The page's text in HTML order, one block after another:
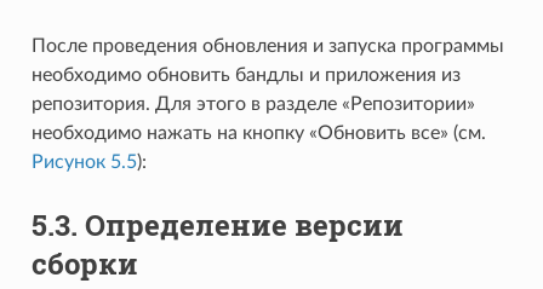
После проведения обновления и запуска программы
необходимо обновить бандлы и приложения из
репозитория. Для этого в разделе «Репозитории»
необходимо нажать на кнопку «Обновить все» (см.
Рисунок 5.5):
5.3. Определение версии
сборки